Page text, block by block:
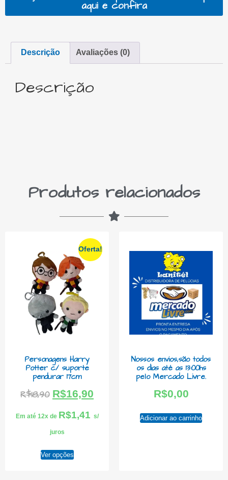
aqui e confira
Descrição Avaliações (0)
Descrição
Produtos relacionados
Oferta!
Personagens Harry
Potter c/ suporte
pendurar 17cm
R$18,90 R$16,90
Em até 12x de R$1,41 s/
juros
Ver opções
Nossos envios,são todos
os dias até as 13:00hs
pelo Mercado Livre.
R$0,00
Adicionar ao carrinho